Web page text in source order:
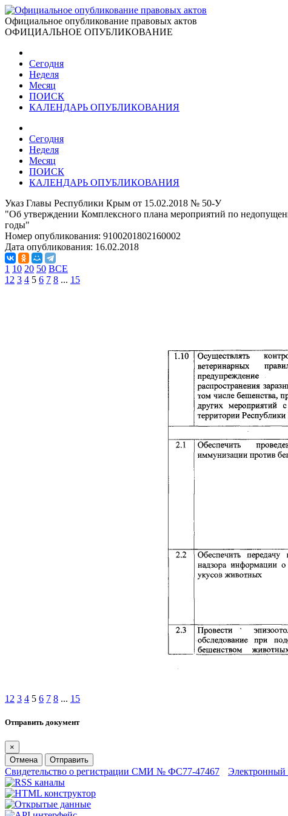
Официальное опубликование правовых актов
ОФИЦИАЛЬНОЕ ОПУБЛИКОВАНИЕ
Сегодня
Неделя
Месяц
ПОИСК
КАЛЕНДАРЬ ОПУБЛИКОВАНИЯ
Сегодня
Неделя
Месяц
ПОИСК
КАЛЕНДАРЬ ОПУБЛИКОВАНИЯ
Указ Главы Республики Крым от 15.02.2018 № 50-У
"Об утверждении Комплексного плана мероприятий по
годы"
Номер опубликования: 9100201802160002
Дата опубликования: 16.02.2018
1 10 20 50 ВСЕ
1 2 3 4 5 6 7 8 ... 15
1 2 3 4 5 6 7 8 ... 15
Отправить документ
×
Отмена
Отправить
Свидетельство о регистрации СМИ № ФС77-47467